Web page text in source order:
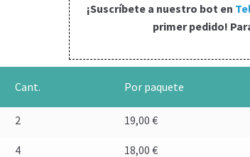
¡Suscríbete a nuestro bot en
primer pedido!
Cant. Por paquete
2 19,00€
4
18,00€